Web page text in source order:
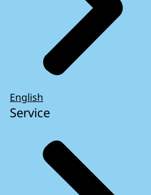
English
Service